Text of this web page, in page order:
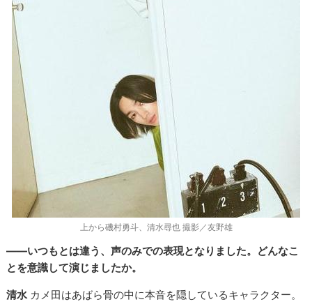
上から磯村勇斗、清水尋也 撮影／友野雄
――いつもとは違う、声のみでの表現となりました。どんなこ
とを意識して演じましたか。
清水 カメ田はあばら骨の中に本音を隠しているキャラクター。